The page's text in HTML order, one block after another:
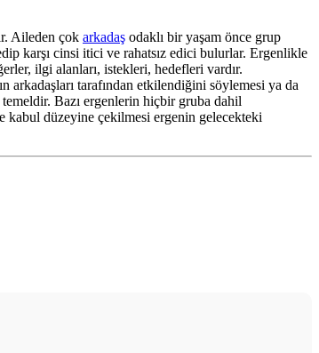
Aileden çok arkadaş odaklı bir yaşam önce grup
karşı cinsi itici ve rahatsız edici bulurlar. Ergenlikle
ilgi alanları, istekleri, hedefleri vardır.
tarafından etkilendiğini söylemesi ya da
Bazı ergenlerin hiçbir gruba dahil
düzeyine çekilmesi ergenin gelecekteki